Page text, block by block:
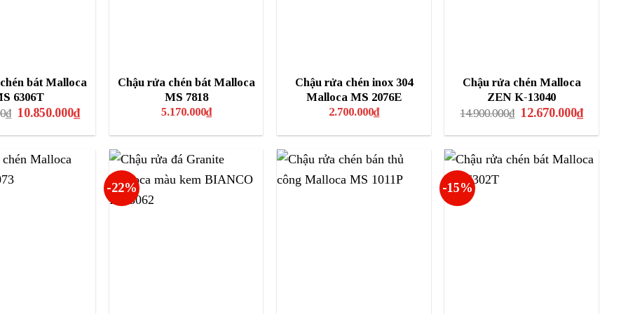
bát Malloca
6306T
₫ Giá
là:
10.850.000₫Giá
hiện
tại
10.850.000₫.
Chậu rửa chén bát Malloca
MS 7818
5.170.000₫
Chậu rửa chén inox 304
Malloca MS 2076E
2.700.000₫
Chậu rửa chén Malloca
ZEN K-13040
14.900.000₫ Giá
là:
12.670.000₫Giá
hiện
tại
-22% -15%